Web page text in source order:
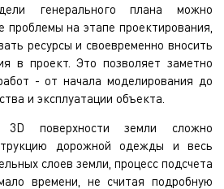
генерального плана можно
на этапе проектирования,
ресурсы и своевременно вносить
в проект. Это позволяет заметно
- от начала моделирования до
и эксплуатации объекта.
3D поверхности земли сложно
дорожной одежды и весь
слоев земли, процесс подсчета
времени, не считая подробную